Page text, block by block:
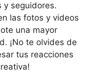
y ⁣seguidores.
las⁤ fotos y videos
⁤una mayor
¡No te ⁣olvides de
⁤tus ​reacciones